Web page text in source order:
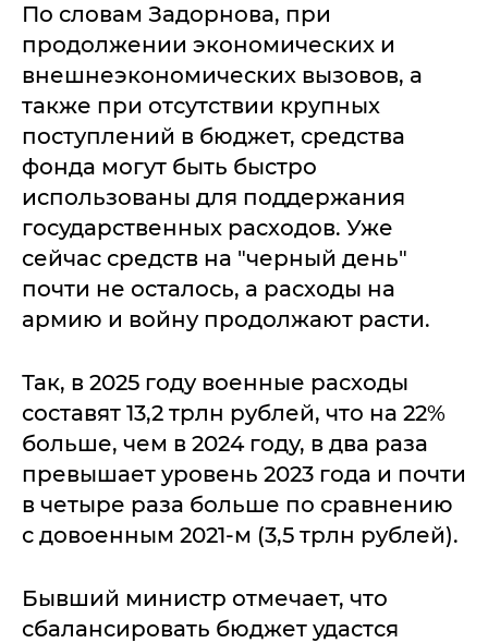
По словам Задорнова, при
продолжении экономических и
внешнеэкономических вызовов, а
также при отсутствии крупных
поступлений в бюджет, средства
фонда могут быть быстро
использованы для поддержания
государственных расходов. Уже
сейчас средств на "черный день"
почти не осталось, а расходы на
армию и войну продолжают расти.
Так, в 2025 году военные расходы
составят 13,2 трлн рублей, что на 22%
больше, чем в 2024 году, в два раза
превышает уровень 2023 года и почти
в четыре раза больше по сравнению
с довоенным 2021-м (3,5 трлн рублей).
Бывший министр отмечает, что
сбалансировать бюджет удастся